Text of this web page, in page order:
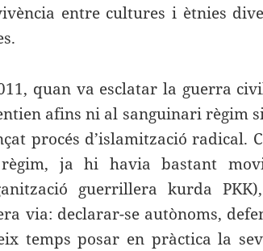
entre cultures i ètnies
quan va esclatar la guerra
afins ni al sanguinari règim
procés d’islamització radical.
ja hi havia bastant
guerrillera kurda
via: declarar-se autònoms,
temps posar en pràctica la